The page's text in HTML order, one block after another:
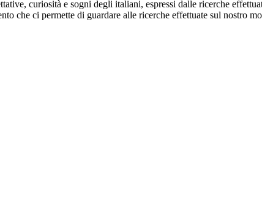
curiosità e sogni degli italiani, espressi dalle ricerche
che ci permette di guardare alle ricerche effettuate sul nostro